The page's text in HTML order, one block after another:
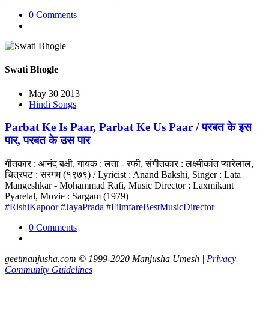
0 Comments
Swati Bhogle
May 30 2013
Hindi Songs
Parbat Ke Is Paar, Parbat Ke Us Paar / परबत के इस
पार, परबत के उस पार
गीतकार : आनंद बक्षी, गायक : लता - रफी, संगीतकार : लक्ष्मीकांत प्यारेलाल,
चित्रपट : सरगम (१९७९) / Lyricist : Anand Bakshi, Singer : Lata
Mangeshkar - Mohammad Rafi, Music Director : Laxmikant
Pyarelal, Movie : Sargam (1979)
#RishiKapoor #JayaPrada #FilmfareBestMusicDirector
0 Comments
geetmanjusha.com © 1999-2020 Manjusha Umesh | Privacy |
Community Guidelines